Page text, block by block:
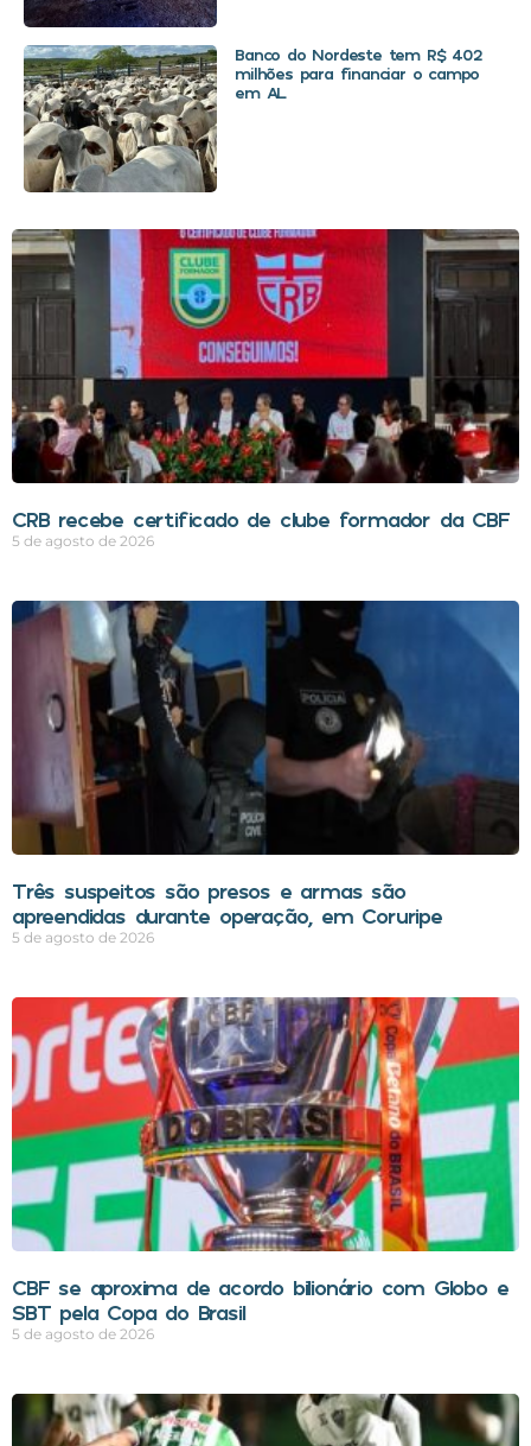
Banco do Nordeste tem R$ 402
milhões para financiar o campo
em AL
CRB recebe certificado de clube formador da CBF
5 de agosto de 2026
Três suspeitos são presos e armas são
apreendidas durante operação, em Coruripe
5 de agosto de 2026
CBF se aproxima de acordo bilionário com Globo e
SBT pela Copa do Brasil
5 de agosto de 2026